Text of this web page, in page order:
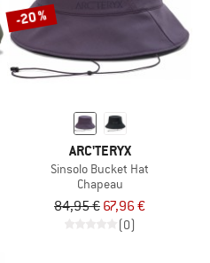
-20 %
ARC'TERYX
Sinsolo Bucket Hat
Chapeau
84,95 € 67,96 €
(0)